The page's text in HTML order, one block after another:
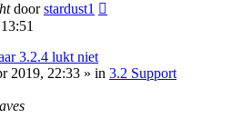
doorstardust1
3.2.4 lukt niet
2019, 22:33 » in 3.2 Support